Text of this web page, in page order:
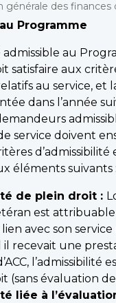
générale des finances
Programme
au
satisfaire aux
au service, et
dans l’année
service doivent
éléments suivants :
de plein droit :
est
avec son
recevait une
l’admissibilité
(sans évaluation
liée à